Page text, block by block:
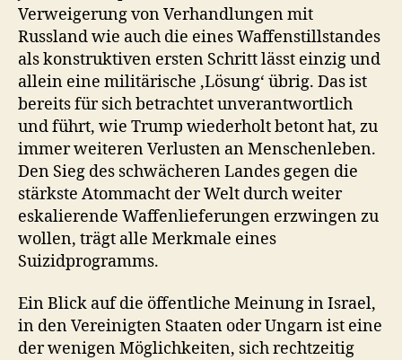
Verweigerung von Verhandlungen mit
Russland wie auch die eines Waffenstillstandes
als konstruktiven ersten Schritt lässt einzig und
allein eine militärische ‚Lösung‘ übrig. Das ist
bereits für sich betrachtet unverantwortlich
und führt, wie Trump wiederholt betont hat, zu
immer weiteren Verlusten an Menschenleben.
Den Sieg des schwächeren Landes gegen die
stärkste Atommacht der Welt durch weiter
eskalierende Waffenlieferungen erzwingen zu
wollen, trägt alle Merkmale eines
Suizidprogramms.
Ein Blick auf die öffentliche Meinung in Israel,
in den Vereinigten Staaten oder Ungarn ist eine
der wenigen Möglichkeiten, sich rechtzeitig